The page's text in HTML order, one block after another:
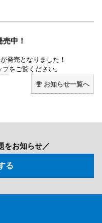
中！
が発売となりました！
プをご覧ください。
お知らせ一覧へ
をお知らせ／